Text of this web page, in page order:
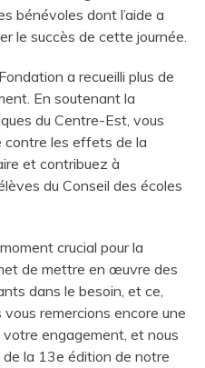
bénévoles dont l’aide a
le succès de cette journée.
a recueilli plus de
En soutenant la
du Centre-Est, vous
contre les effets de la
et contribuez à
du Conseil des écoles
crucial pour la
de mettre en œuvre des
dans le besoin, et ce,
vous remercions encore une
engagement, et nous
la 13e édition de notre